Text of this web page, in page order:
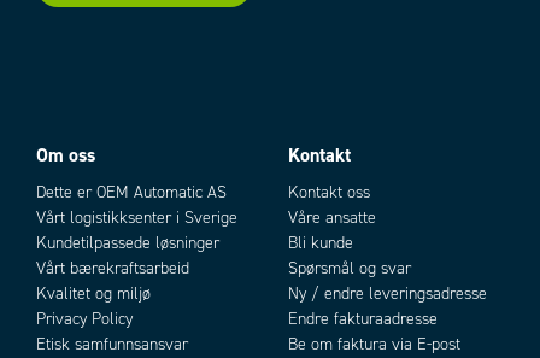
Om oss
Dette er OEM Automatic AS
Vårt logistikksenter i Sverige
Kundetilpassede løsninger
Vårt bærekraftsarbeid
Kvalitet og miljø
Privacy Policy
Etisk samfunnsansvar
Kontakt
Kontakt oss
Våre ansatte
Bli kunde
Spørsmål og svar
Ny / endre leveringsadresse
Endre fakturaadresse
Be om faktura via E-post